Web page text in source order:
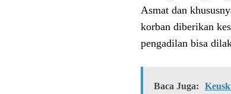
Asmat dan
korban diberikan
pengadilan bisa
Baca Juga: